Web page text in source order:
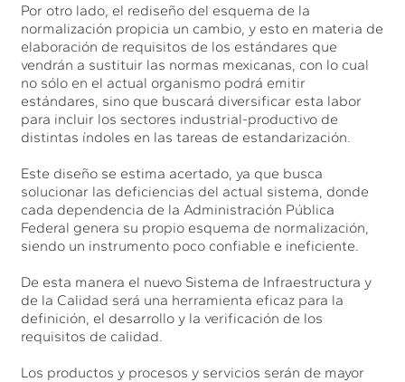
Por otro lado, el rediseño del esquema de la
normalización propicia un cambio, y esto en materia de
elaboración de requisitos de los estándares que
vendrán a sustituir las normas mexicanas, con lo cual
no sólo en el actual organismo podrá emitir
estándares, sino que buscará diversificar esta labor
para incluir los sectores industrial-productivo de
distintas índoles en las tareas de estandarización.
Este diseño se estima acertado, ya que busca
solucionar las deficiencias del actual sistema, donde
cada dependencia de la Administración Pública
Federal genera su propio esquema de normalización,
siendo un instrumento poco confiable e ineficiente.
De esta manera el nuevo Sistema de Infraestructura y
de la Calidad será una herramienta eficaz para la
definición, el desarrollo y la verificación de los
requisitos de calidad.
Los productos y procesos y servicios serán de mayor